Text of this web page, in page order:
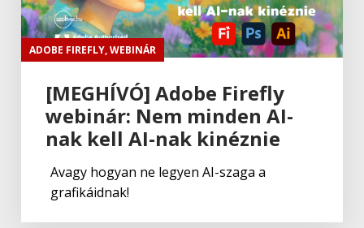
ADOBE FIREFLY,WEBINÁR
[MEGHÍVÓ] Adobe Firefly
webinár: Nem minden AI-
nak kell AI-nak kinéznie
Avagy hogyan ne legyen AI-szaga a
grafikáidnak!